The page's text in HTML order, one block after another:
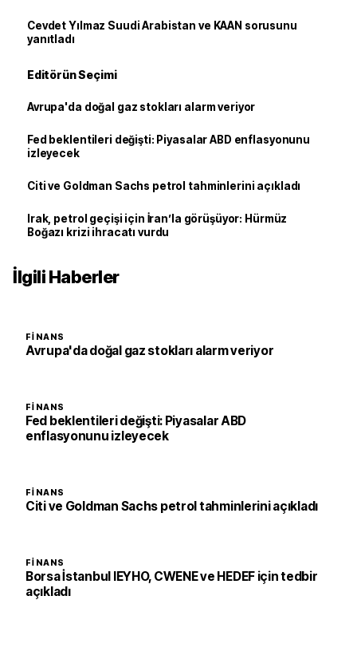
Cevdet Yılmaz Suudi Arabistan ve KAAN sorusunu
yanıtladı
Editörün Seçimi
Avrupa'da doğal gaz stokları alarm veriyor
Fed beklentileri değişti: Piyasalar ABD enflasyonunu
izleyecek
Citi ve Goldman Sachs petrol tahminlerini açıkladı
Irak, petrol geçişi için İran’la görüşüyor: Hürmüz
Boğazı krizi ihracatı vurdu
İlgili Haberler
FINANS
Avrupa'da doğal gaz stokları alarm veriyor
FINANS
Fed beklentileri değişti: Piyasalar ABD
enflasyonunu izleyecek
FINANS
Citi ve Goldman Sachs petrol tahminlerini açıkladı
FINANS
Borsa İstanbul IEYHO, CWENE ve HEDEF için tedbir
açıkladı